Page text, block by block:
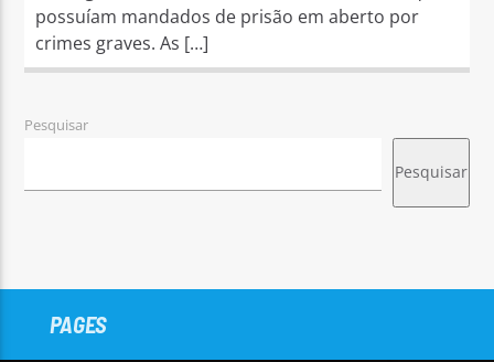
possuíam mandados de prisão em aberto por
crimes graves. As […]
Pesquisar
Pesquisar
PAGES